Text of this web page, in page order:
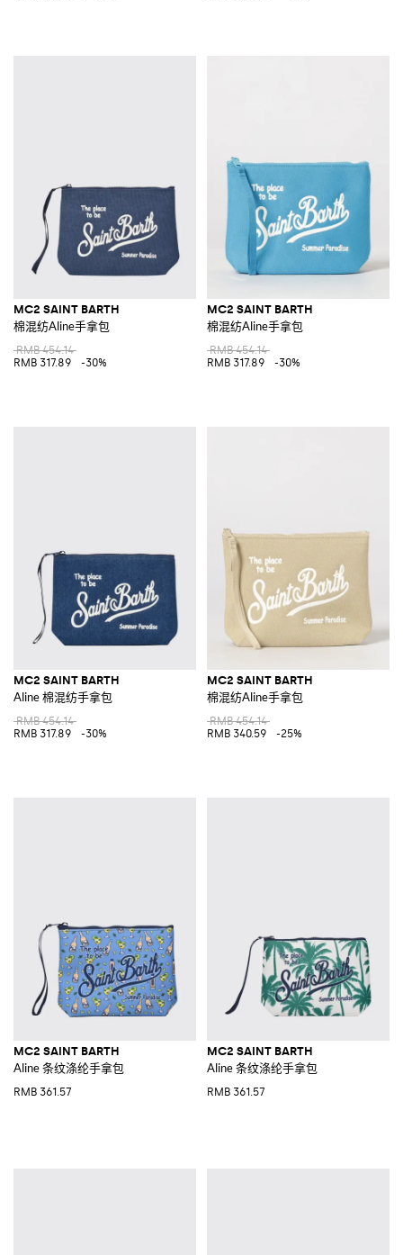
MC2 SAINT BARTH
棉混纺Aline手拿包
RMB 454.14
RMB 317.89
-30%
MC2 SAINT BARTH
棉混纺Aline手拿包
RMB 454.14
RMB 317.89
-30%
MC2 SAINT BARTH
Aline 棉混纺手拿包
RMB 454.14
RMB 317.89
-30%
MC2 SAINT BARTH
棉混纺Aline手拿包
RMB 454.14
RMB 340.59
-25%
MC2 SAINT BARTH
Aline 条纹涤纶手拿包
RMB 361.57
MC2 SAINT BARTH
Aline 条纹涤纶手拿包
RMB 361.57